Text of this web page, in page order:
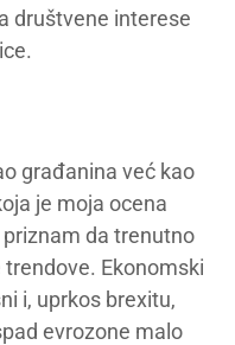
društvene interese
građanina već kao
je moja ocena
da trenutno
Ekonomski
i, uprkos brexitu,
evrozone malo